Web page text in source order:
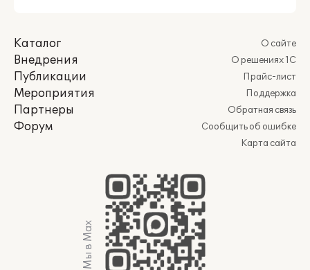
Каталог
Внедрения
Публикации
Мероприятия
Партнеры
Форум
О сайте
О решениях 1С
Прайс-лист
Поддержка
Обратная связь
Сообщить об ошибке
Карта сайта
Мы в Max